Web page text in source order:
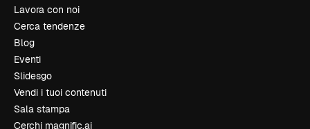
Lavora con noi
Cerca tendenze
Blog
Eventi
Slidesgo
Vendi i tuoi contenuti
Sala stampa
Cerchi magnific.ai